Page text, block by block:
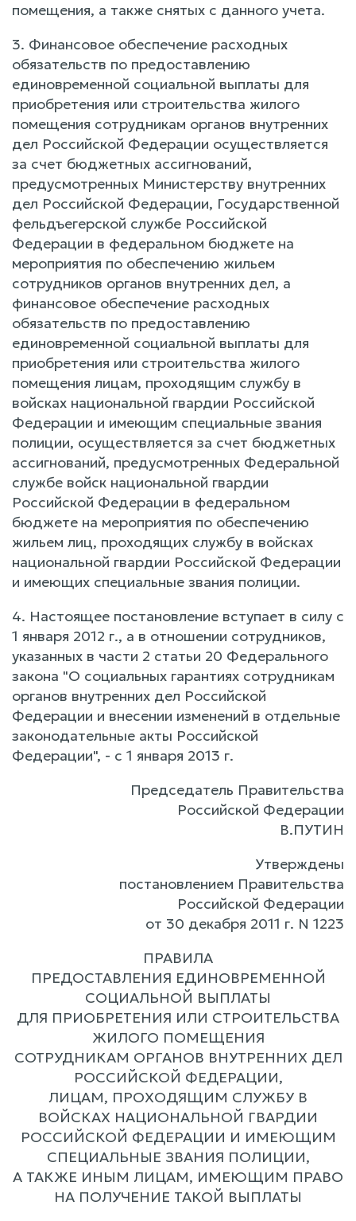
помещения, а также снятых с данного учета.
3. Финансовое обеспечение расходных
обязательств по предоставлению
единовременной социальной выплаты для
приобретения или строительства жилого
помещения сотрудникам органов внутренних
дел Российской Федерации осуществляется
за счет бюджетных ассигнований,
предусмотренных Министерству внутренних
дел Российской Федерации, Государственной
фельдъегерской службе Российской
Федерации в федеральном бюджете на
мероприятия по обеспечению жильем
сотрудников органов внутренних дел, а
финансовое обеспечение расходных
обязательств по предоставлению
единовременной социальной выплаты для
приобретения или строительства жилого
помещения лицам, проходящим службу в
войсках национальной гвардии Российской
Федерации и имеющим специальные звания
полиции, осуществляется за счет бюджетных
ассигнований, предусмотренных Федеральной
службе войск национальной гвардии
Российской Федерации в федеральном
бюджете на мероприятия по обеспечению
жильем лиц, проходящих службу в войсках
национальной гвардии Российской Федерации
и имеющих специальные звания полиции.
4. Настоящее постановление вступает в силу с
1 января 2012 г., а в отношении сотрудников,
указанных в части 2 статьи 20 Федерального
закона "О социальных гарантиях сотрудникам
органов внутренних дел Российской
Федерации и внесении изменений в отдельные
законодательные акты Российской
Федерации", - с 1 января 2013 г.
Председатель Правительства
Российской Федерации
В.ПУТИН
Утверждены
постановлением Правительства
Российской Федерации
от 30 декабря 2011 г. N 1223
ПРАВИЛА
ПРЕДОСТАВЛЕНИЯ ЕДИНОВРЕМЕННОЙ
СОЦИАЛЬНОЙ ВЫПЛАТЫ
ДЛЯ ПРИОБРЕТЕНИЯ ИЛИ СТРОИТЕЛЬСТВА
ЖИЛОГО ПОМЕЩЕНИЯ
СОТРУДНИКАМ ОРГАНОВ ВНУТРЕННИХ ДЕЛ
РОССИЙСКОЙ ФЕДЕРАЦИИ,
ЛИЦАМ, ПРОХОДЯЩИМ СЛУЖБУ В
ВОЙСКАХ НАЦИОНАЛЬНОЙ ГВАРДИИ
РОССИЙСКОЙ ФЕДЕРАЦИИ И ИМЕЮЩИМ
СПЕЦИАЛЬНЫЕ ЗВАНИЯ ПОЛИЦИИ,
А ТАКЖЕ ИНЫМ ЛИЦАМ, ИМЕЮЩИМ ПРАВО
НА ПОЛУЧЕНИЕ ТАКОЙ ВЫПЛАТЫ